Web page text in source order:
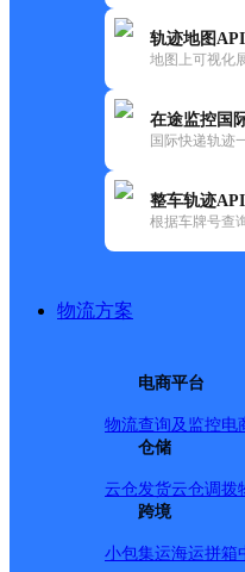
轨迹地图API
地图上可视化
在途监控国
国际快递轨迹
整车轨迹API
根据车牌号查
物流方案
电商平台
物流查询及监控电
仓储
云仓发货云仓调拨
跨境
小包集运海运拼箱
圆通
土默特
更新时间：
所属快递：圆通速递
所属区域：内蒙古自治
网点地址：内蒙古包头
网点负责人：